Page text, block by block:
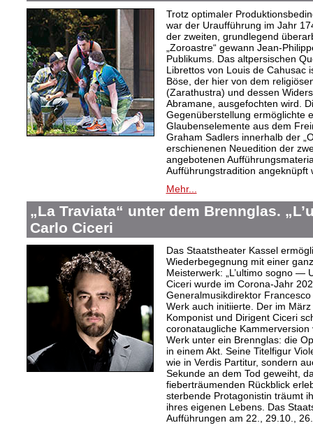
Trotz optimaler
war der Uraufführung im Jahr
der zweiten, grundlegend
„Zoroastre“ gewann Jean-
Publikums. Das altpersischen
Librettos von Louis de Cahusac
Böse, der hier von dem
(Zarathustra) und dessen
Abramane, ausgefochten wird.
Gegenüberstellung ermöglichte
Glaubenselemente aus dem
Graham Sadlers innerhalb der
erschienenen Neuedition der
angebotenen
Aufführungstradition angeknüpft
Mehr...
„La Traviata“ unter dem Brennglas.
Carlo Ciceri
Das Staatstheater Kassel
Wiederbegegnung mit einer
Meisterwerk: „L’ultimo sogno —
Ciceri wurde im Corona-Jahr
Generalmusikdirektor
Werk auch initiierte. Der im
Komponist und Dirigent Ciceri
coronataugliche Kammerversion
Werk unter ein Brennglas: die
in einem Akt. Seine Titelfigur
wie in Verdis Partitur, sondern
Sekunde an dem Tod geweiht,
fieberträumenden Rückblick
sterbende Protagonistin träumt
ihres eigenen Lebens. Das
Aufführungen am 22., 29.10.,